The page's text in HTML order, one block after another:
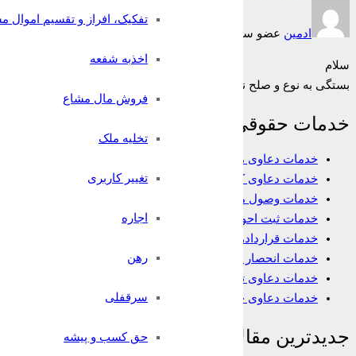
تفکیک، افراز و تقسیم اموال
اخذبه شفعه
فروش مال مشاع
تخلیه ملک
تغییر کاربری
اجاره
رهن
سرقفلی
حق کسب و پیشه
ادمین عضو سایت
سلام
بستگی به نوع و صلح نامه ای دارد که بین متصالح و مصالح تنظیم شده
خدمات حقوقی
خدمات دعاوی ملکی
خدمات دعاوی کیفری
خدمات وصول مطالبات
خدمات ثبت احوال
خدمات قراردادها
خدمات انحصار وراثت
خدمات دعاوی تجاری
خدمات دعاوی خانواده
جدیدترین مقالات